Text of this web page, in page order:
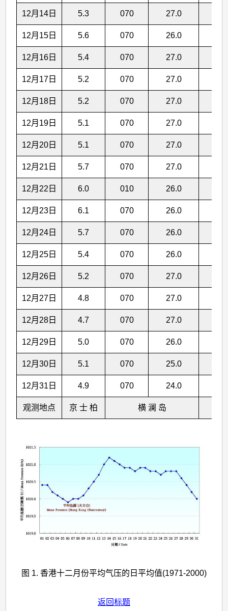
12月14日 5.3 070 27.0
12月15日 5.6 070 26.0
12月16日 5.4 070 27.0
12月17日 5.2 070 27.0
12月18日 5.2 070 27.0
12月19日 5.1 070 27.0
12月20日 5.1 070 27.0
12月21日 5.7 070 27.0
12月22日 6.0 010 26.0
12月23日 6.1 070 26.0
12月24日 5.7 070 26.0
12月25日 5.4 070 26.0
12月26日 5.2 070 27.0
12月27日 4.8 070 27.0
12月28日 4.7 070 27.0
12月29日 5.0 070 26.0
12月30日 5.1 070 25.0
12月31日 4.9 070 24.0
观测地点 京 士 柏 横 澜 岛
图 1. 香港十二月份平均气压的日平均值(1971-2000)
返回标题